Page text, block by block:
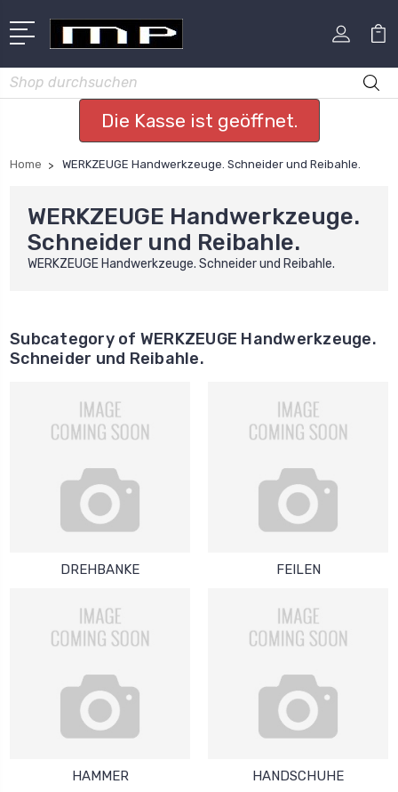
Suchen
Die Kasse ist geöffnet.
Home WERKZEUGE Handwerkzeuge. Schneider und Reibahle.
WERKZEUGE Handwerkzeuge.
Schneider und Reibahle.
WERKZEUGE Handwerkzeuge. Schneider und Reibahle.
Subcategory of WERKZEUGE Handwerkzeuge.
Schneider und Reibahle.
DREHBANKE FEILEN
HAMMER HANDSCHUHE